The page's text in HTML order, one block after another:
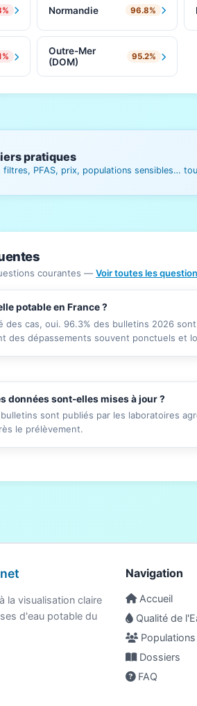
Normandie 96.8%
Outre-Mer
(DOM)
95.2%
pratiques
filtres, PFAS, prix, populations sensibles…
courantes — Voir toutes les
potable en France ?
des cas, oui. 96.3% des bulletins 2026
des dépassements souvent ponctuels et
données sont-elles mises à jour ?
sont publiés par les laboratoires
le prélèvement.
la visualisation claire
d'eau potable du
Navigation
Accueil
Qualité de
Dossiers
FAQ